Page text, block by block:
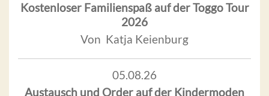
Kostenloser Familienspaß auf der Toggo Tour
2026
Von Katja Keienburg
05.08.26
Austausch und Order auf der Kindermoden